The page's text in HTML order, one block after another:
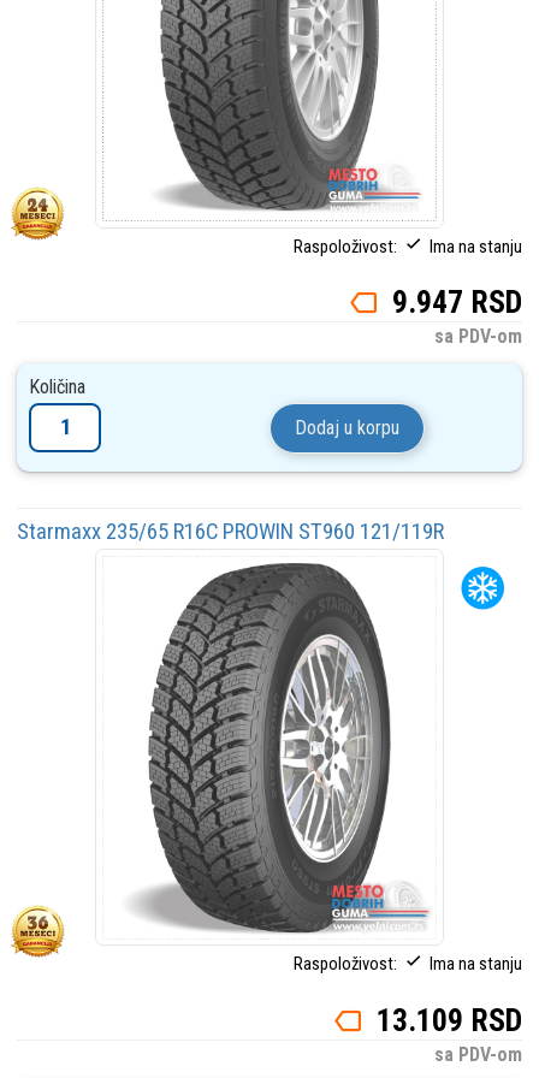
Raspoloživost: Ima na stanju
9.947 RSD
sa PDV-om
Količina
Dodaj u korpu
Starmaxx 235/65 R16C PROWIN ST960 121/119R
Raspoloživost: Ima na stanju
13.109 RSD
sa PDV-om